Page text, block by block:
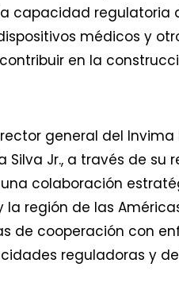
capacidad regulatoria
médicos y
en la
general del
Silva Jr., a través de
colaboración
región de las
de cooperación con
reguladoras y